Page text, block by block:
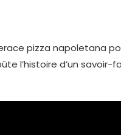
pizza napoletana
l’histoire d’un savoir-